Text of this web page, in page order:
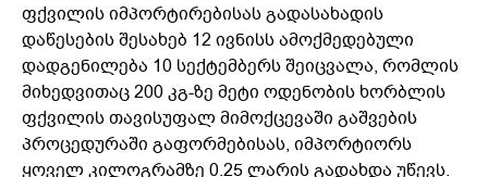
ფქვილის იმპორტირებისას გადასახადის
დაწესების შესახებ 12 ივნისს ამოქმედებული
დადგენილება 10 სექტემბერს შეიცვალა, რომლის
მიხედვითაც 200 კგ-ზე მეტი ოდენობის ხორბლის
ფქვილის თავისუფალ მიმოქცევაში გაშვების
პროცედურაში გაფორმებისას, იმპორტიორს
ყოველ კილოგრამზე 0.25 ლარის გადახდა უწევს.